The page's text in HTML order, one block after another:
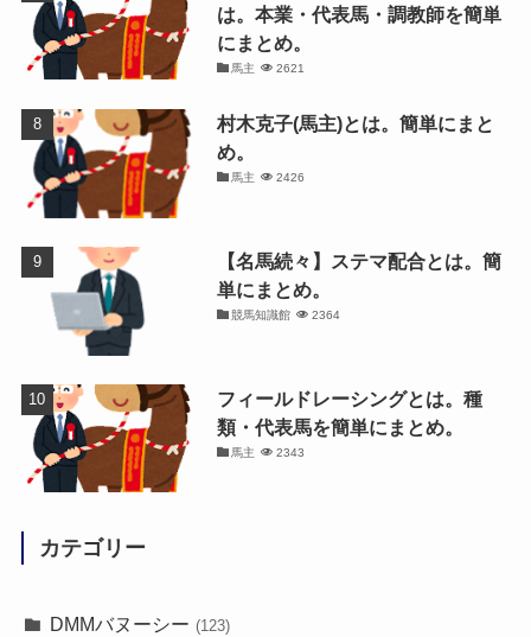
は。本業・代表馬・調教師を簡単
にまとめ。
馬主 2621
村木克子(馬主)とは。簡単にまと
め。
馬主 2426
【名馬続々】ステマ配合とは。簡
単にまとめ。
競馬知識館 2364
フィールドレーシングとは。種
類・代表馬を簡単にまとめ。
馬主 2343
カテゴリー
DMMバヌーシー (123)